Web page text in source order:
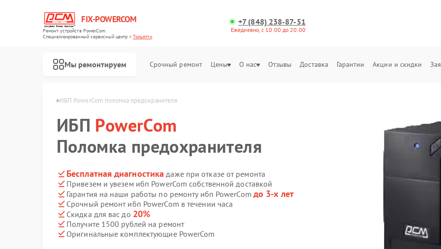
FIX-POWERCOM
Ремонт устройств PowerCom
Специализированный cервисный центр г.Тольятти
+7 (848) 238-87-51
Ежедневно, с 10:00 до 20:00
Мы ремонтируем Срочный ремонт Цены О нас Отзывы Доставка Гарантии Акции и скидки
ИБП PowerCom поломка предохранителя
ИБП PowerCom
Поломка предохранителя
Бесплатная диагностика даже при отказе от ремонта
Привезем и увезем ибп PowerCom собственной доставкой
Гарантия на наши работы по ремонту ибп PowerCom до 3-х лет
Срочный ремонт ибп PowerCom в течении часа
Скидка для вас до 20%
Получите 1500 рублей на ремонт
Оригинальные комплектующие PowerCom